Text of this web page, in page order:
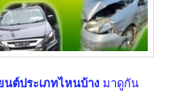
นต์ประเภทไหนบ้าง มาดูกัน